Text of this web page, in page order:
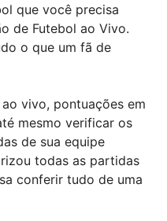
que você precisa
de Futebol ao Vivo.
o que um fã de
vivo, pontuações em
mesmo verificar os
de sua equipe
todas as partidas
conferir tudo de uma